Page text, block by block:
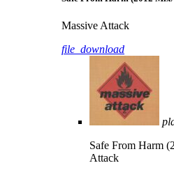
Massive Attack
file_download
Safe From Harm
Attack